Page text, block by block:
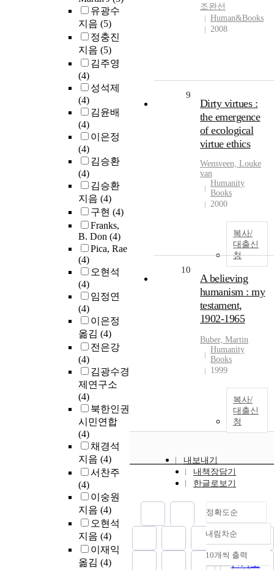
유광수
지음 (5)
정충진
지음 (5)
김주영
(4)
성석제
(4)
김윤배
(4)
이은정
(4)
김승환
(4)
김승환
지음 (4)
구현 (4)
Franks,
B. Don (4)
Pica, Rae
(4)
오현석
(4)
임정연
(4)
이은정
옮김 (4)
전은강
(4)
김광수경
제연구소
(4)
북한인권
시민연합
(4)
채경석
지음 (4)
서찬주
(4)
이숭원
지음 (4)
오현석
지음 (4)
이재익
옮김 (4)
조완선
Human&Books
2008
9
Dirty virtues :
the emergence
of ecological
virtue ethics
Wensveen, Louke
van
Humanity
Books
2000
복사/
대출신
청
10
A believing
humanism : my
testament,
1902-1965
Buber, Martin
Humanity
Books
1999
복사/
대출신
청
내보내기
내책장담기
한글로보기
정확도순
정확도
순
인기도
내림차순
내림차순
10개씩 출력